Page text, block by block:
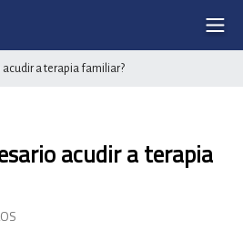
acudir a terapia familiar?
acudir a terapia